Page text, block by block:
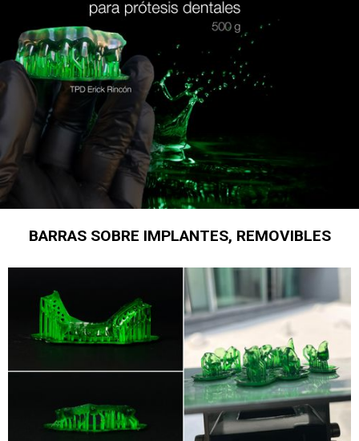
BARRAS SOBRE IMPLANTES, REMOVIBLES